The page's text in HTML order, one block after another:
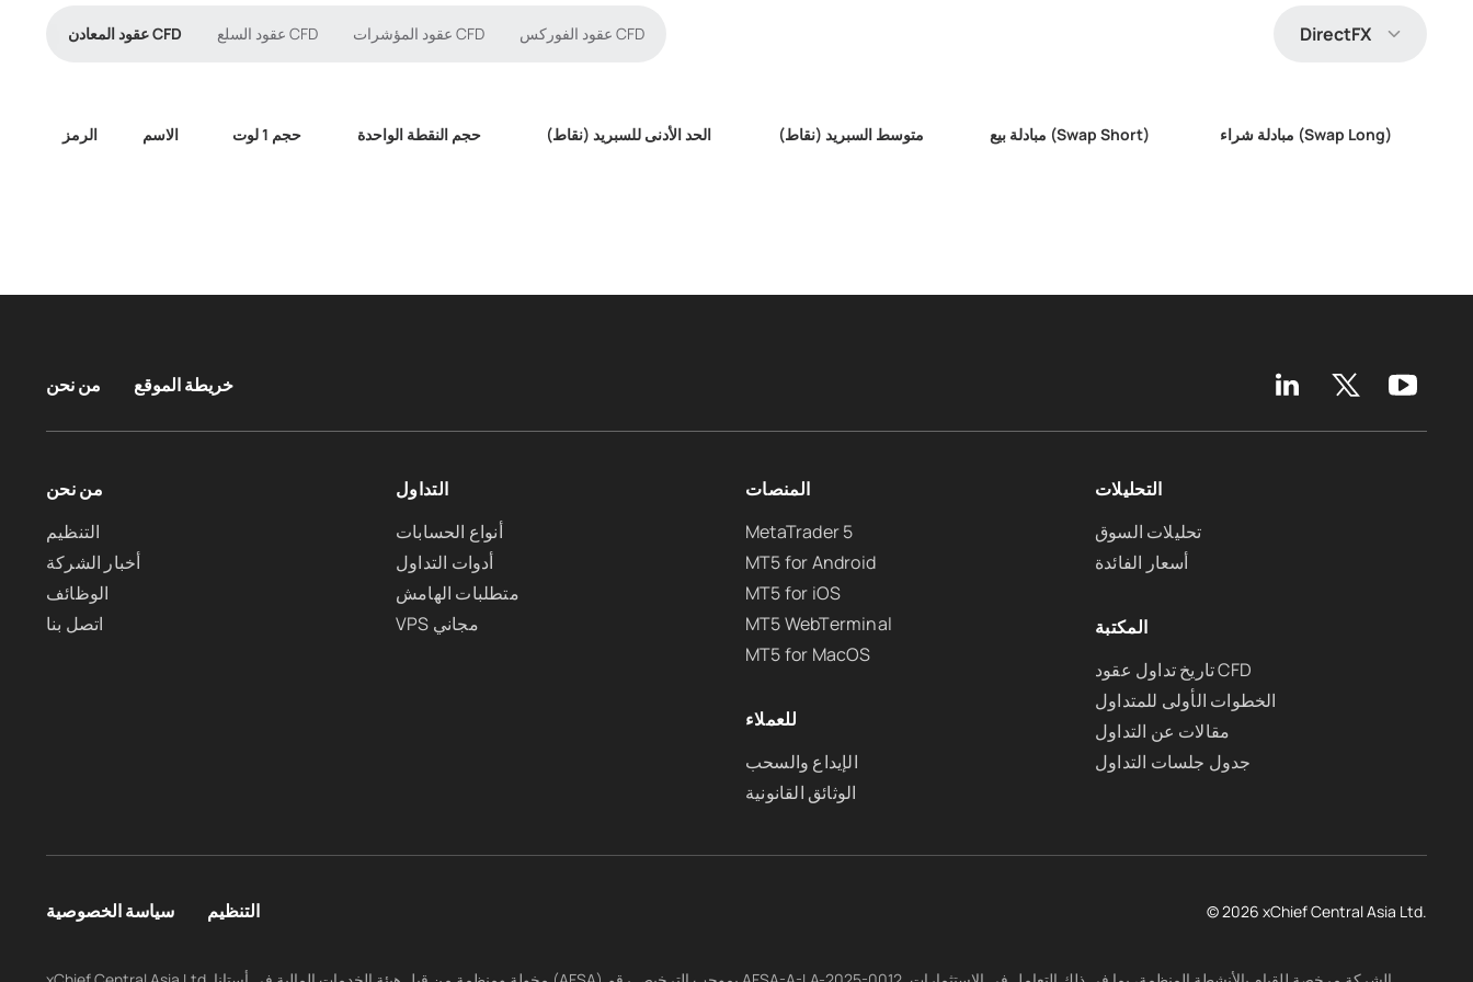
عقود المعادن CFD عقود السلع CFD عقود المؤشرات CFD عقود الفوركس CFD DirectFX
الرمز الاسم حجم 1 لوت حجم النقطة الواحدة الحد الأدنى للسبريد (نقاط) متوسط السبريد (نقاط) مبادلة بيع (Swap Short) مبادلة شراء (Swap Long)
من نحن خريطة الموقع
من نحن
التنظيم
أخبار الشركة
الوظائف
اتصل بنا
التداول
أنواع الحسابات
أدوات التداول
متطلبات الهامش
VPS مجاني
المنصات
MetaTrader 5
MT5 for Android
MT5 for iOS
MT5 WebTerminal
MT5 for MacOS
للعملاء
الإيداع والسحب
الوثائق القانونية
التحليلات
تحليلات السوق
أسعار الفائدة
المكتبة
تاريخ تداول عقود CFD
الخطوات الأولى للمتداول
مقالات عن التداول
جدول جلسات التداول
سياسة الخصوصية التنظيم © 2026 xChief Central Asia Ltd.